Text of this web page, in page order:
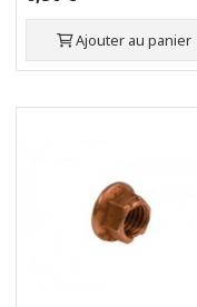
Ajouter au panier